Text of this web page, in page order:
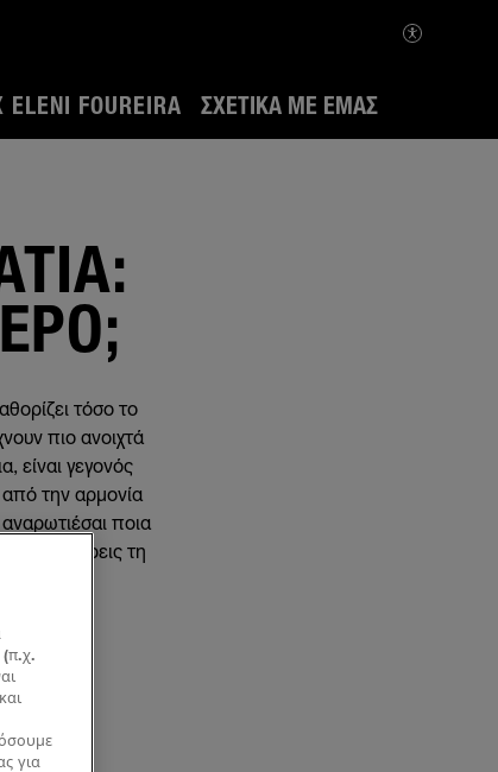
ELENI FOUREIRA ΣΧΕΤΙΚΆ ΜΕ ΕΜΆΣ
τόσο το
πιο ανοιχτά
είναι γεγονός
την αρμονία
ποια
για να πάρεις τη
για